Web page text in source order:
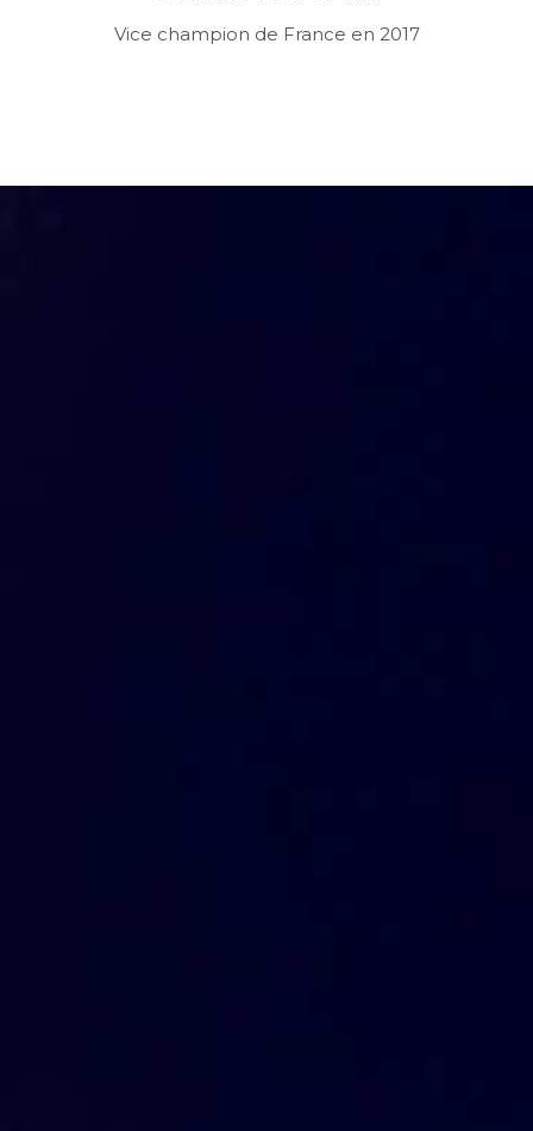
Vice champion de France en 2017